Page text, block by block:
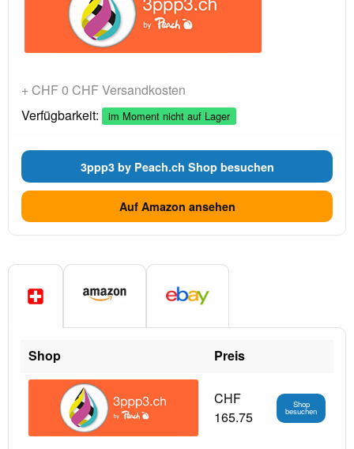
+ CHF 0 CHF Versandkosten
Verfügbarkeit:
im Moment nicht auf Lager
3ppp3 by Peach.ch Shop besuchen
Auf Amazon ansehen
Shop Preis
CHF
165.75
Shop
besuchen